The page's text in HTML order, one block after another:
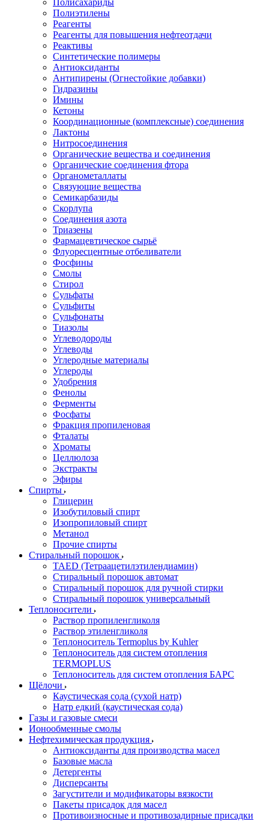
Полисахариды
Полиэтилены
Реагенты
Реагенты для повышения нефтеотдачи
Реактивы
Синтетические полимеры
Антиоксиданты
Антипирены (Огнестойкие добавки)
Гидразины
Имины
Кетоны
Координационные (комплексные) соединения
Лактоны
Нитросоединения
Органические вещества и соединения
Органические соединения фтора
Органометаллаты
Связующие вещества
Семикарбазиды
Скорлупа
Соединения азота
Триазены
Фармацевтическое сырьё
Флуоресцентные отбеливатели
Фосфины
Смолы
Стирол
Сульфаты
Сульфиты
Сульфонаты
Тиазолы
Углеводороды
Углеводы
Углеродные материалы
Углероды
Удобрения
Фенолы
Ферменты
Фосфаты
Фракция пропиленовая
Фталаты
Хроматы
Целлюлоза
Экстракты
Эфиры
Спирты
Глицерин
Изобутиловый спирт
Изопропиловый спирт
Метанол
Прочие спирты
Стиральный порошок
TAED (Тетраацетилэтилендиамин)
Стиральный порошок автомат
Стиральный порошок для ручной стирки
Стиральный порошок универсальный
Теплоносители
Раствор пропиленгликоля
Раствор этиленгликоля
Теплоноситель Termoplus by Kuhler
Теплоноситель для систем отопления
TERMOPLUS
Теплоноситель для систем отопления БАРС
Щёлочи
Каустическая сода (сухой натр)
Натр едкий (каустическая сода)
Газы и газовые смеси
Ионообменные смолы
Нефтехимическая продукция
Антиоксиданты для производства масел
Базовые масла
Детергенты
Дисперсанты
Загустители и модификаторы вязкости
Пакеты присадок для масел
Противоизносные и противозадирные присадки